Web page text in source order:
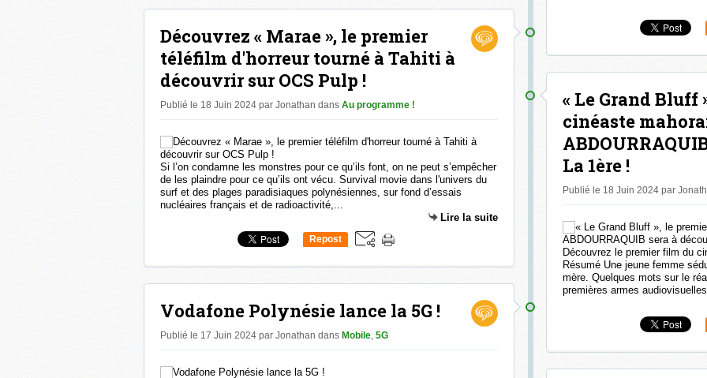
Découvrez « Marae », le premier
téléfilm d'horreur tourné à Tahiti à
découvrir sur OCS Pulp !
Publié le 18 Juin 2024 par Jonathan dans Au programme !
Si l’on condamne les monstres pour ce qu’ils font, on ne peut s’empêcher
de les plaindre pour ce qu’ils ont vécu. Survival movie dans l'univers du
surf et des plages paradisiaques polynésiennes, sur fond d’essais
nucléaires français et de radioactivité,...
Lire la suite
Repost
Vodafone Polynésie lance la 5G !
Publié le 17 Juin 2024 par Jonathan dans Mobile, 5G
« Le Grand Bluff
cinéaste
La 1ère !
Publié le 18 Juin 2024 par
Découvrez le premier film du
Résumé Une jeune femme
mère. Quelques mots sur le
premières armes